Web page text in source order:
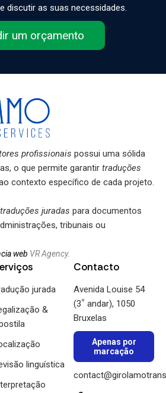
discutir as suas necessidades.
um orçamento
profissionais possui uma sólida
o que permite garantir traduções
contexto específico de cada projeto.
traduções juradas para documentos
tribunais ou
web VR Agency.
jurada
&
linguística
Contacto
Avenida Louise 54
(3º andar), 1050
Bruxelas
Apenas por
marcação